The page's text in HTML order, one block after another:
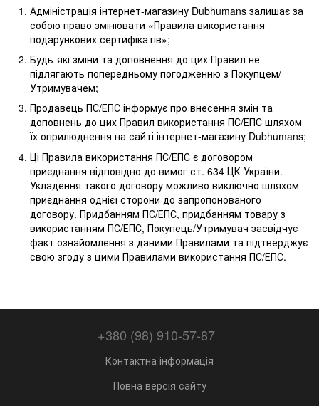
Адміністрація інтернет-магазину Dubhumans залишає за
собою право змінювати «Правила використання
подарункових сертифікатів»;
Будь-які зміни та доповнення до цих Правил не
підлягають попередньому погодженню з Покупцем/
Утримувачем;
Продавець ПС/ЕПС інформує про внесення змін та
доповнень до цих Правил використання ПС/ЕПС шляхом
їх оприлюднення на сайті інтернет-магазину Dubhumans;
Ці Правила використання ПС/ЕПС є договором
приєднання відповідно до вимог ст. 634 ЦК України.
Укладення такого договору можливо виключно шляхом
приєднання однієї сторони до запропонованого
договору. Придбанням ПС/ЕПС, придбанням товару з
використанням ПС/ЕПС, Покупець/Утримувач засвідчує
факт ознайомлення з даними Правилами та підтверджує
свою згоду з цими Правилами використання ПС/ЕПС.
+380 (98) 910-57-87
Контактна інформація
Повна версія сайту